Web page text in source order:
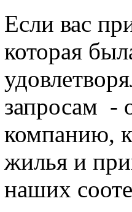
Если вас
которая
запросам -
компанию,
жилья и
наших